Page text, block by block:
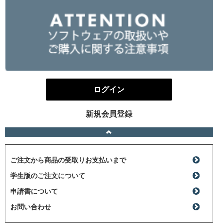
ログイン
新規会員登録
ご注文から商品の受取りお支払いまで
学生版のご注文について
申請書について
お問い合わせ